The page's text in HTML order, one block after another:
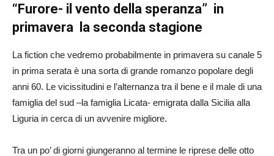
“Furore- il vento della speranza” in
primavera la seconda stagione
La fiction che vedremo probabilmente in primavera su canale 5
in prima serata è una sorta di grande romanzo popolare degli
anni 60. Le vicissitudini e l’alternanza tra il bene e il male di una
famiglia del sud –la famiglia Licata- emigrata dalla Sicilia alla
Liguria in cerca di un avvenire migliore.
Tra un po’ di giorni giungeranno al termine le riprese delle otto